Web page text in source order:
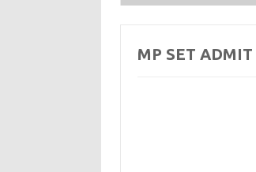
MP SET